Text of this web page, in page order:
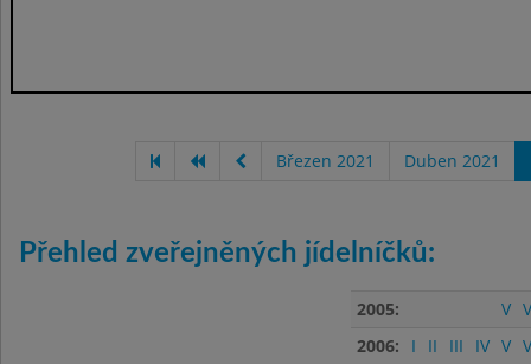
Březen 2021 Duben 2021
Přehled zveřejněných jídelníčků:
2005: V
2006:
I II III IV V